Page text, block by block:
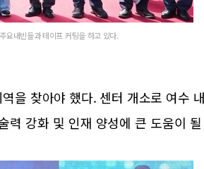
요내빈들과 테이프 커팅을 하고 있다.
을 찾아야 했다. 센터 개소로 여수
력 강화 및 인재 양성에 큰 도움이